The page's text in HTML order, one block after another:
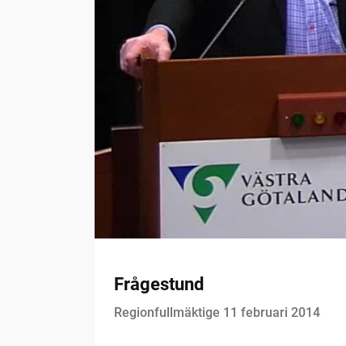
Frågestund
Regionfullmäktige 11 februari 2014